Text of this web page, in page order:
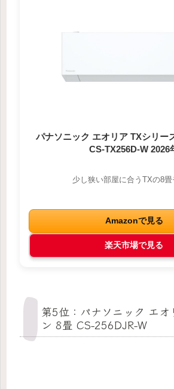
パナソニック エオリア TXシリー
CS-TX256D-W 2026
少し狭い部屋に合うTXの8
Amazonで見る
楽天市場で見る
第5位：パナソニック エオ
ン 8畳 CS-256DJR-W